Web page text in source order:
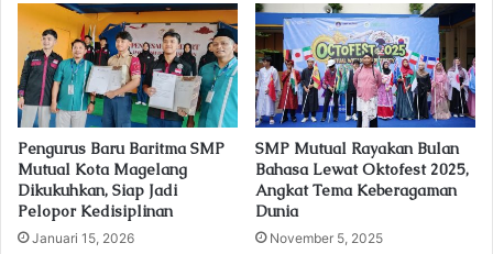
m
l
a
d
d
r
e
s
s
Pengurus Baru Baritma SMP
Mutual Kota Magelang
Dikukuhkan, Siap Jadi
Pelopor Kedisiplinan
Januari 15, 2026
SMP Mutual Rayakan Bulan
Bahasa Lewat Oktofest 2025,
Angkat Tema Keberagaman
Dunia
November 5, 2025